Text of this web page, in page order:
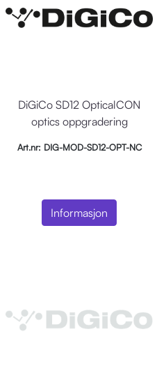
DiGiCo SD12 OpticalCON
optics oppgradering
Art.nr: DIG-MOD-SD12-OPT-NC
Informasjon